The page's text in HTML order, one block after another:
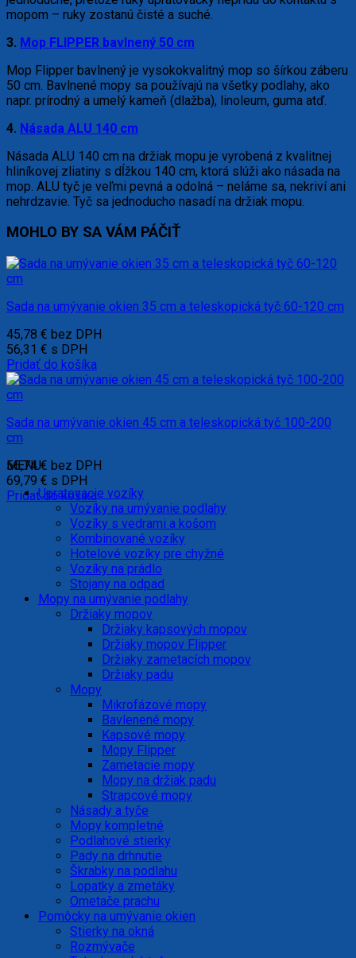
mopom – ruky zostanú čisté a suché.
3. Mop FLIPPER bavlnený 50 cm
Mop Flipper bavlnený je vysokokvalitný mop so šírkou záberu
50 cm. Bavlnené mopy sa používajú na všetky podlahy, ako
napr. prírodný a umelý kameň (dlažba), linoleum, guma atď.
4. Násada ALU 140 cm
Násada ALU 140 cm na držiak mopu je vyrobená z kvalitnej
hliníkovej zliatiny s dĺžkou 140 cm, ktorá slúži ako násada na
mop. ALU tyč je veľmi pevná a odolná – neláme sa, nekriví ani
nehrdzavie. Tyč sa jednoducho nasadí na držiak mopu.
MOHLO BY SA VÁM PÁČIŤ
Sada na umývanie okien 35 cm a teleskopická tyč 60-120 cm
45,78 € bez DPH
56,31 € s DPH
Pridať do košíka
Sada na umývanie okien 45 cm a teleskopická tyč 100-200
cm
56,74€ bez DPH
69,79 € s DPH
Pridať do košíka
MENU
Upratovacie vozíky
Vozíky na umývanie podlahy
Vozíky s vedrami a košom
Kombinované vozíky
Hotelové vozíky pre chyžné
Vozíky na prádlo
Stojany na odpad
Mopy na umývanie podlahy
Držiaky mopov
Držiaky kapsových mopov
Držiaky mopov Flipper
Držiaky zametacích mopov
Držiaky padu
Mopy
Mikrofázové mopy
Bavlenené mopy
Kapsové mopy
Mopy Flipper
Zametacie mopy
Mopy na držiak padu
Strapcové mopy
Násady a tyče
Mopy kompletné
Podlahové stierky
Pady na drhnutie
Škrabky na podlahu
Lopatky a zmetáky
Ometače prachu
Pomôcky na umývanie okien
Stierky na okná
Rozmývače